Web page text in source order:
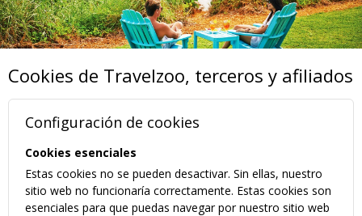
Cookies de Travelzoo, terceros y afiliados
Configuración de cookies
Cookies esenciales
Estas cookies no se pueden desactivar. Sin ellas, nuestro
sitio web no funcionaría correctamente. Estas cookies son
esenciales para que puedas navegar por nuestro sitio web